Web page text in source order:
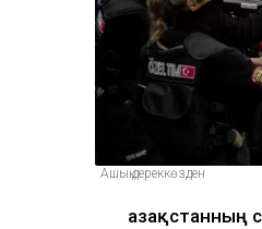
Ашық дереккөзден
Қазақстанның